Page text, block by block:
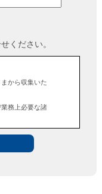
ください。
から収集いた
務上必要な諸